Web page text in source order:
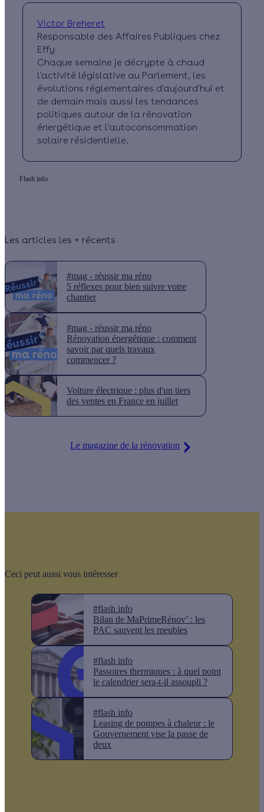
Victor Breheret
Responsable des Affaires Publiques chez
Effy
Chaque semaine je décrypte à chaud
l'activité législative au Parlement, les
évolutions réglementaires d'aujourd'hui et
de demain mais aussi les tendances
politiques autour de la rénovation
énergétique et l'autoconsommation
solaire résidentielle.
Flash info
Les articles les + récents
#mag - réussir ma réno
5 réflexes pour bien suivre votre
chantier
#mag - réussir ma réno
Rénovation énergétique : comment
savoir par quels travaux
commencer ?
Voiture électrique : plus d'un tiers
des ventes en France en juillet
Le magazine de la rénovation
Ceci peut aussi vous intéresser
#flash info
Bilan de MaPrimeRénov’ : les
PAC sauvent les meubles
#flash info
Passoires thermiques : à quel point
le calendrier sera-t-il assoupli ?
#flash info
Leasing de pompes à chaleur : le
Gouvernement vise la passe de
deux